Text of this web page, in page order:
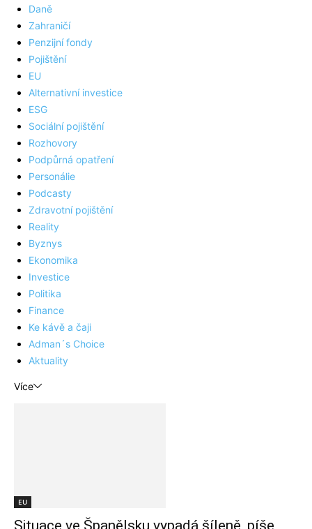
Daně
Zahraničí
Penzijní fondy
Pojištění
EU
Alternativní investice
ESG
Sociální pojištění
Rozhovory
Podpůrná opatření
Personálie
Podcasty
Zdravotní pojištění
Reality
Byznys
Ekonomika
Investice
Politika
Finance
Ke kávě a čaji
Adman´s Choice
Aktuality
Více
EU